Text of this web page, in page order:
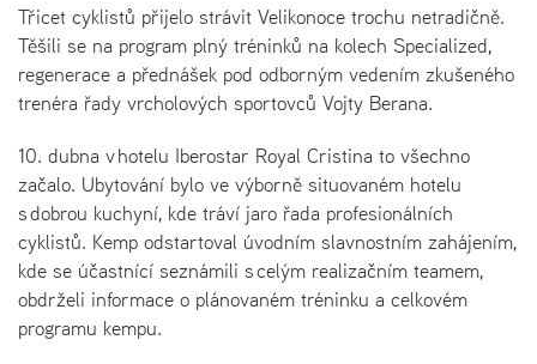
Třicet cyklistů přijelo strávit Velikonoce trochu netradičně.
Těšili se na program plný tréninků na kolech Specialized,
regenerace a přednášek pod odborným vedením zkušeného
trenéra řady vrcholových sportovců Vojty Berana.
10. dubna v hotelu Iberostar Royal Cristina to všechno
začalo. Ubytování bylo ve výborně situovaném hotelu
s dobrou kuchyní, kde tráví jaro řada profesionálních
cyklistů. Kemp odstartoval úvodním slavnostním zahájením,
kde se účastnící seznámili s celým realizačním teamem,
obdrželi informace o plánovaném tréninku a celkovém
programu kempu.